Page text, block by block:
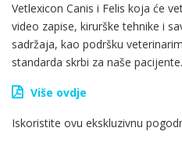
Vetlexicon Canis i Felis koja će
video zapise, kirurške tehnike i
sadržaja, kao podršku
standarda skrbi za naše pacijente.
Više ovdje
Iskoristite ovu ekskluzivnu